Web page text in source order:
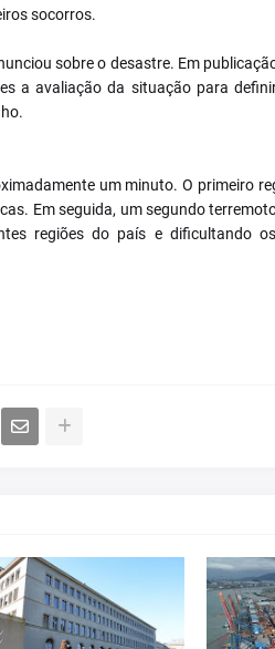
socorros.
sobre o desastre. Em
a avaliação da situação para
um minuto. O primeiro
Em seguida, um segundo
regiões do país e dificultando